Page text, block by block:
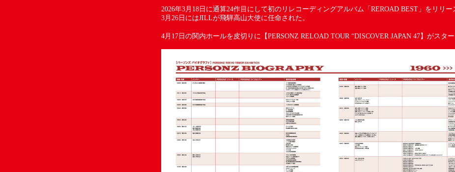
2026年3月18日に通算24作目にして初のリレコーディングアルバム「REROAD BEST」をリリー
3月26日にはJILLが飛騨高山大使に任命された。
4月17日の関内ホールを皮切りに【PERSONZ RELOAD TOUR “DISCOVER JAPAN 47】がスター